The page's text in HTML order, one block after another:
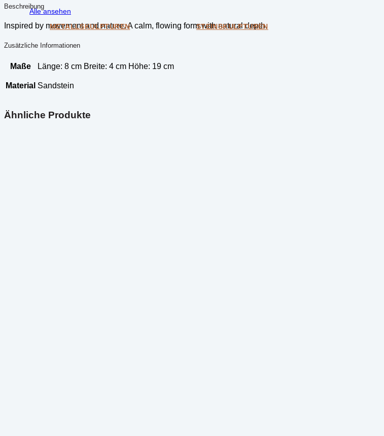
Alle ansehen
METALLSKULPTUREN STEINSKULPTUREN
Beschreibung
Inspired by movement and nature. A calm, flowing form with natural depth.
Zusätzliche Informationen
Maße Länge: 8 cm Breite: 4 cm Höhe: 19 cm
Material Sandstein
Ähnliche Produkte